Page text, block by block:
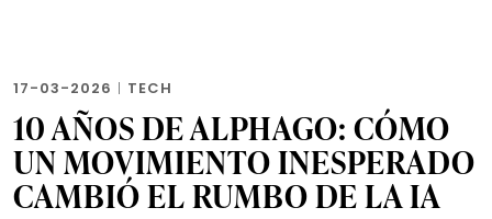
17-03-2026 | TECH
10 AÑOS DE ALPHAGO: CÓMO
UN MOVIMIENTO INESPERADO
CAMBIÓ EL RUMBO DE LA IA